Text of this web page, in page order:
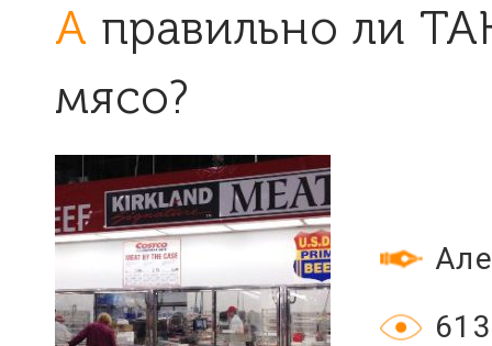
А правильно ли ТАК продавать
мясо?